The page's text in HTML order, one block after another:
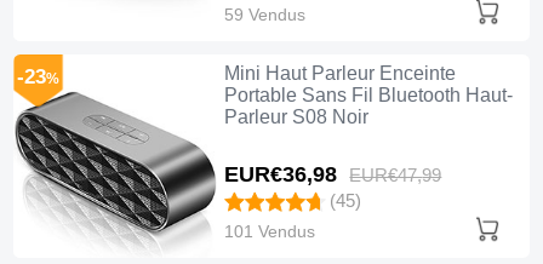
59 Vendus
Mini Haut Parleur Enceinte
Portable Sans Fil Bluetooth Haut-
Parleur S08 Noir
EUR€36,98 EUR€47,99
-23%
(45)
101 Vendus